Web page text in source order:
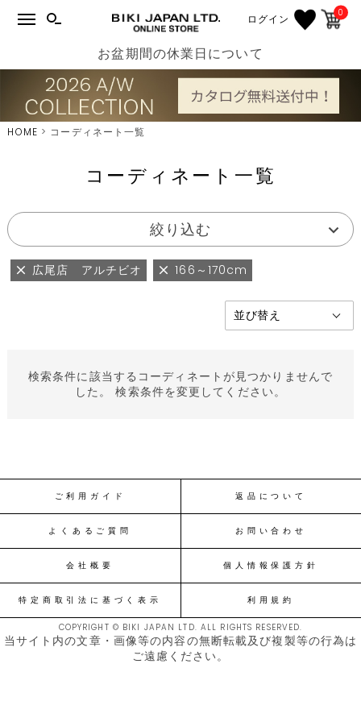
ログイン 0
お盆期間の休業日について
HOME コーディネート一覧
コーディネート一覧
絞り込む
広尾店 アルチビオ 166～170cm
検索条件に該当するコーディネートが見つかりませんで
した。 検索条件を変更してください。
ご利用ガイド 返品について
よくあるご質問 お問い合わせ
会社概要 個人情報保護方針
特定商取引法に基づく表示 利用規約
COPYRIGHT © BIKI JAPAN LTD. ALL RIGHTS RESERVED.
当サイト内の文章・画像等の内容の無断転載及び複製等の行為は
ご遠慮ください。